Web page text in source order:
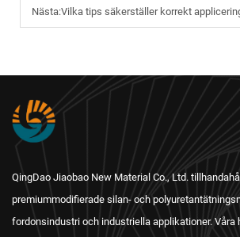
Nästa:Vilka tips säkerställer korrekt
QingDao Jiaobao New Material Co., Ltd.
premiummodifierade silan- och
fordonsindustri och industriella applikationer. Våra